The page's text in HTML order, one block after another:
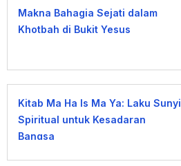
Makna Bahagia Sejati dalam
Khotbah di Bukit Yesus
Kitab Ma Ha Is Ma Ya: Laku Sunyi
Spiritual untuk Kesadaran
Bangsa